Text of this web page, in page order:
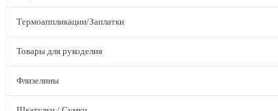
Термоаппликации/Заплатки
Товары для рукоделия
Флизелины